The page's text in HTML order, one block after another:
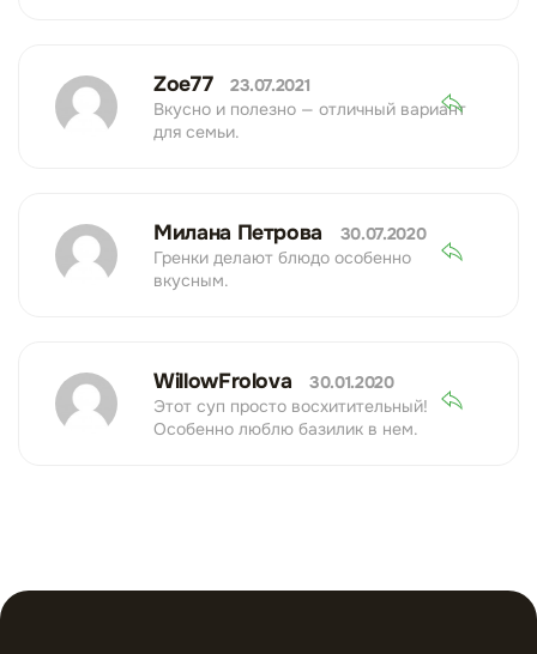
Zoe77
23.07.2021
Вкусно и полезно — отличный вариант
для семьи.
Милана Петрова
30.07.2020
Гренки делают блюдо особенно
вкусным.
WillowFrolova
30.01.2020
Этот суп просто восхитительный!
Особенно люблю базилик в нем.